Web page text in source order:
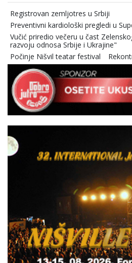
Registrovan zemljotres u Srbiji
Preventivni kardiološki pregledi u
Vučić priredio večeru u čast
razvoju odnosa Srbije i Ukrajine"
Počinje Nišvil teatar festival